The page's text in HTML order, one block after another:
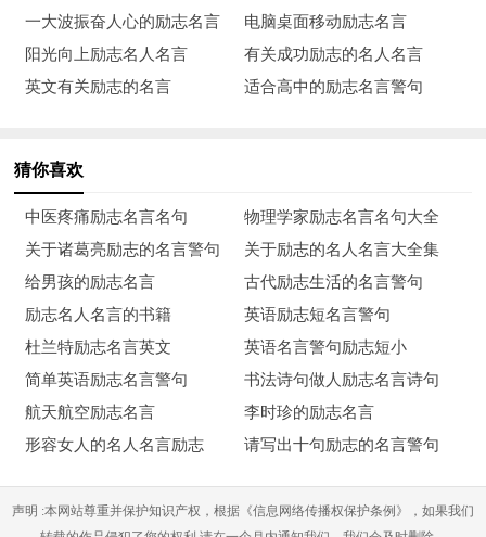
18、人的生命是有限的，可是为人民服务是无限的，我要把
我有限的生命投入到无限的为人民服务之中去！——雷锋
20、我要扼住命运的咽喉，它妄想使我屈服，这绝对办不
到。生活就是这样美好，活他一千辈子吧！——贝多芬
21、人的差异在于业余时间。——爱因斯坦
22、世界上最宽阔的是海洋，比海洋更宽阔的`是天空，比
天空更宽阔的是人的胸怀。——雨果
23、衡量一个人的真正品格，是看他在知道没人看见的时候
干些什么。——孟德斯鸠
24、读一本好书，就是和许多高尚的人谈话。——歌德
25、天才是百分之二的灵感，百分之九十八的汗水。——爱
一大波振奋人心的励志名言
电脑桌面移动励志名言
阳光向上励志名人名言
有关成功励志的名人名言
英文有关励志的名言
适合高中的励志名言警句
猜你喜欢
中医疼痛励志名言名句
物理学家励志名言名句大全
关于诸葛亮励志的名言警句
关于励志的名人名言大全集
给男孩的励志名言
古代励志生活的名言警句
励志名人名言的书籍
英语励志短名言警句
杜兰特励志名言英文
英语名言警句励志短小
简单英语励志名言警句
书法诗句做人励志名言诗句
航天航空励志名言
李时珍的励志名言
形容女人的名人名言励志
请写出十句励志的名言警句
声明 :本网站尊重并保护知识产权，根据《信息网络传播权保护条例》，如果我们